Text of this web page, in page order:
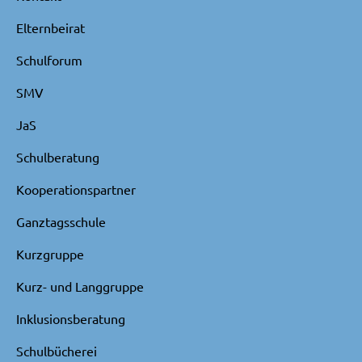
Elternbeirat
Schulforum
SMV
JaS
Schulberatung
Kooperationspartner
Ganztagsschule
Kurzgruppe
Kurz- und Langgruppe
Inklusionsberatung
Schulbücherei